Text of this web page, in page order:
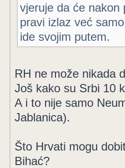
vjeruje da će nakon
pravi izlaz već
ide svojim putem.
RH ne može nikada
Još kako su Srbi 10
A i to nije samo
Jablanica).
Što Hrvati mogu
Bihać?